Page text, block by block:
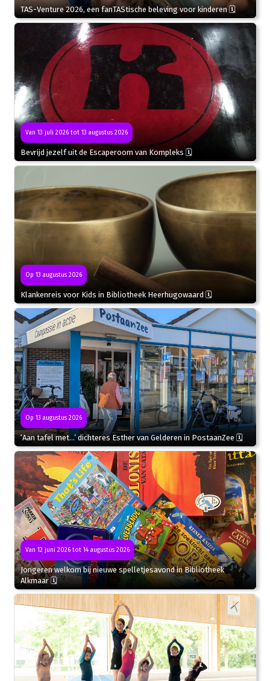
TAS-Venture 2026, een fanTAStische beleving voor kinderen 🗓
Van 13 juli 2026 tot 13 augustus 2026
Bevrijd jezelf uit de Escaperoom van Kompleks 🗓
Op 13 augustus 2026
Klankenreis voor Kids in Bibliotheek Heerhugowaard 🗓
Op 13 augustus 2026
‘Aan tafel met…’ dichteres Esther van Gelderen in PostaanZee 🗓
Van 12 juni 2026 tot 14 augustus 2026
Jongeren welkom bij nieuwe spelletjesavond in Bibliotheek
Alkmaar 🗓